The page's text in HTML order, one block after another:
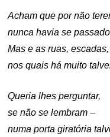
Acham que por não
nunca havia se
Mas e as ruas,
nos quais há muito
Queria lhes perguntar,
se não se lembram –
numa porta giratória